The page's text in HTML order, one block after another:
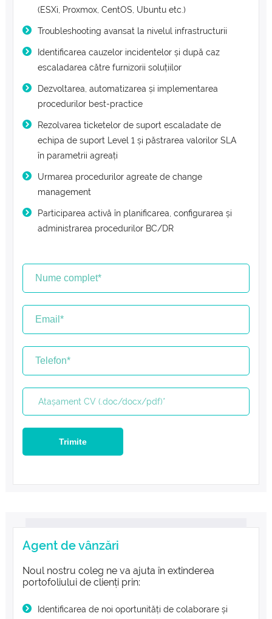
(ESXi, Proxmox, CentOS, Ubuntu etc.)
Troubleshooting avansat la nivelul infrastructurii
Identificarea cauzelor incidentelor și după caz
escaladarea către furnizorii soluțiilor
Dezvoltarea, automatizarea și implementarea
procedurilor best-practice
Rezolvarea ticketelor de suport escaladate de
echipa de suport Level 1 și păstrarea valorilor SLA
în parametrii agreați
Urmarea procedurilor agreate de change
management
Participarea activă în planificarea, configurarea și
administrarea procedurilor BC/DR
Trimite
Agent de vânzări
Noul nostru coleg ne va ajuta în extinderea
portofoliului de clienți prin:
Identificarea de noi oportunități de colaborare și